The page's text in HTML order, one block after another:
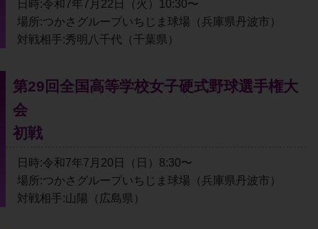
日時:令和7年7月22日（火）10:30〜
場所:つかさグループいちじま球場（兵庫県丹波市）
対戦相手:秀明八千代（千葉県）
第29回全国高等学校女子硬式野球選手権大
会
初戦
日時:令和7年7月20日（日）8:30〜
場所:つかさグループいちじま球場（兵庫県丹波市）
対戦相手:山陽（広島県）